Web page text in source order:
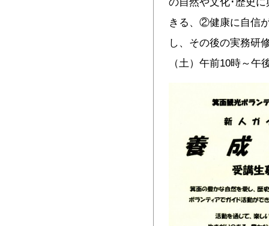
きる、②健康に自信
し、その後の実務研
（土）午前10時～午